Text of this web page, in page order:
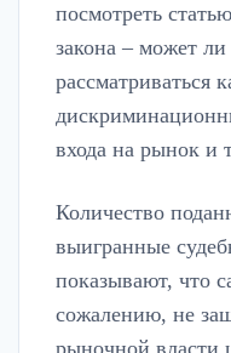
посмотреть
закона – может
рассматриваться
входа на рынок и
Количество
выигранные
показывают, что
сожалению, не